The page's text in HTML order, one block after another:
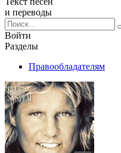
и переводы
Войти
Разделы
Правообладателям